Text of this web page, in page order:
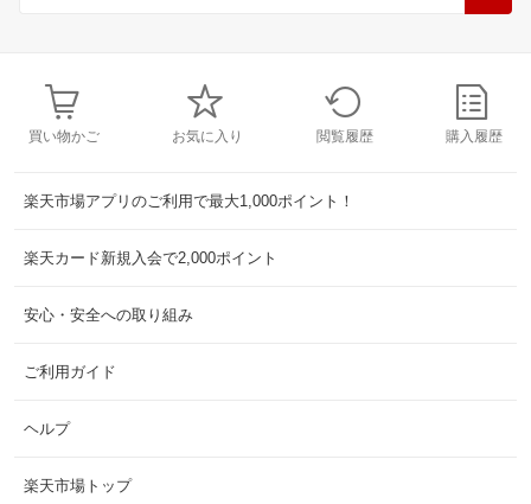
買い物かご お気に入り 閲覧履歴 購入履歴
楽天市場アプリのご利用で最大1,000ポイント！
楽天カード新規入会で2,000ポイント
安心・安全への取り組み
ご利用ガイド
ヘルプ
楽天市場トップ